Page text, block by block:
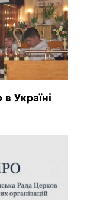
Україні